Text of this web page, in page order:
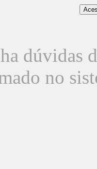
dúvidas
no